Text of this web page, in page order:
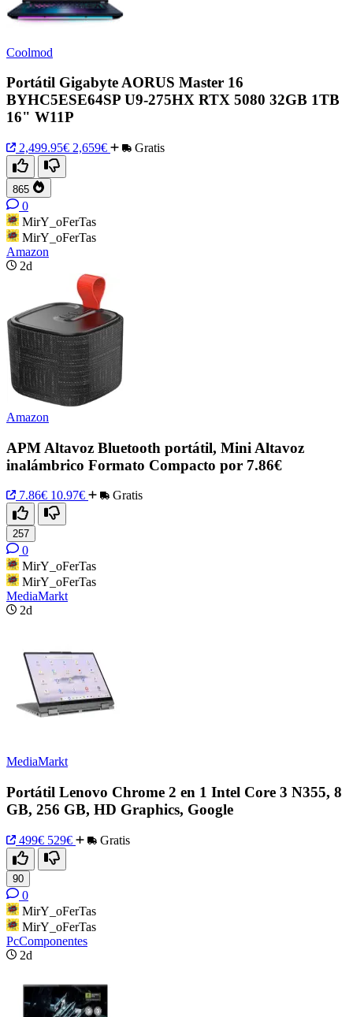
Coolmod
Portátil Gigabyte AORUS Master 16
BYHC5ESE64SP U9-275HX RTX 5080 32GB 1TB
16" W11P
2,499.95€ 2,659€ Gratis
865
0
MirY_oFerTas
MirY_oFerTas
Amazon
2d
Amazon
APM Altavoz Bluetooth portátil, Mini Altavoz
inalámbrico Formato Compacto por 7.86€
7.86€ 10.97€ Gratis
257
0
MirY_oFerTas
MirY_oFerTas
MediaMarkt
2d
MediaMarkt
Portátil Lenovo Chrome 2 en 1 Intel Core 3 N355, 8
GB, 256 GB, HD Graphics, Google
499€ 529€ Gratis
90
0
MirY_oFerTas
MirY_oFerTas
PcComponentes
2d